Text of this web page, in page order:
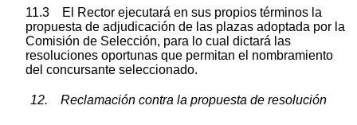
11.3 El Rector ejecutará en sus propios términos la
propuesta de adjudicación de las plazas adoptada por la
Comisión de Selección, para lo cual dictará las
resoluciones oportunas que permitan el nombramiento
del concursante seleccionado.
12. Reclamación contra la propuesta de resolución